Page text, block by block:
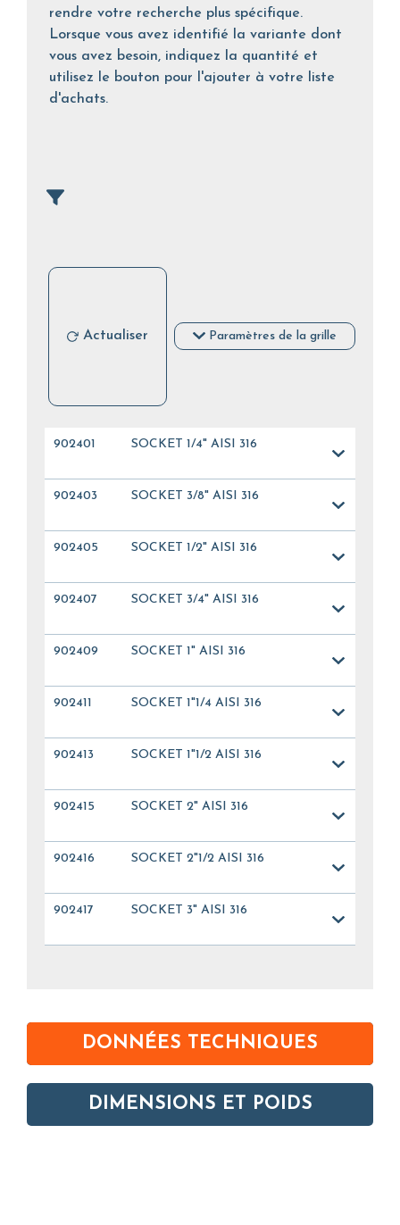
rendre votre recherche plus spécifique.
Lorsque vous avez identifié la variante dont
vous avez besoin, indiquez la quantité et
utilisez le bouton pour l'ajouter à votre liste
d'achats.
Actualiser Paramètres de la grille
902401 SOCKET 1/4" AISI 316
902403 SOCKET 3/8" AISI 316
902405 SOCKET 1/2" AISI 316
902407 SOCKET 3/4" AISI 316
902409 SOCKET 1" AISI 316
902411 SOCKET 1"1/4 AISI 316
902413 SOCKET 1"1/2 AISI 316
902415 SOCKET 2" AISI 316
902416 SOCKET 2"1/2 AISI 316
902417 SOCKET 3" AISI 316
DONNÉES TECHNIQUES
DIMENSIONS ET POIDS